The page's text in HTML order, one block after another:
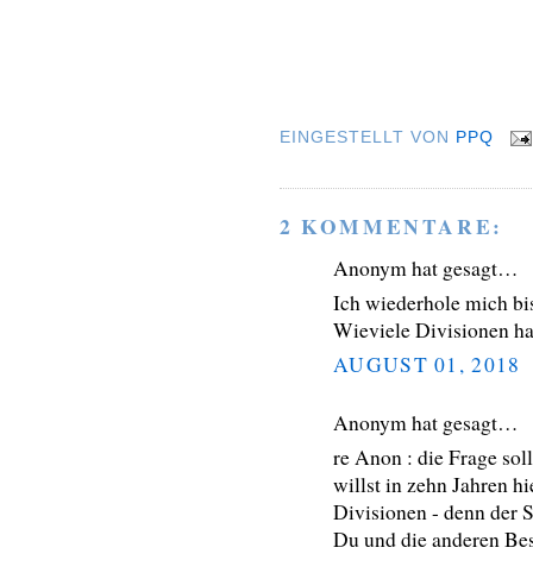
EINGESTELLT VON PPQ
2 KOMMENTARE:
Anonym hat gesagt…
Ich wiederhole mich
Wieviele Divisionen
AUGUST 01, 2018
Anonym hat gesagt…
re Anon : die Frage
willst in zehn Jahren
Divisionen - denn der
Du und die anderen